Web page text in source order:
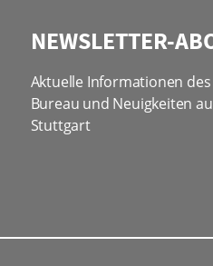
NEWSLETTER-
Aktuelle Informationen
Bureau und Neuigkeiten
Stuttgart